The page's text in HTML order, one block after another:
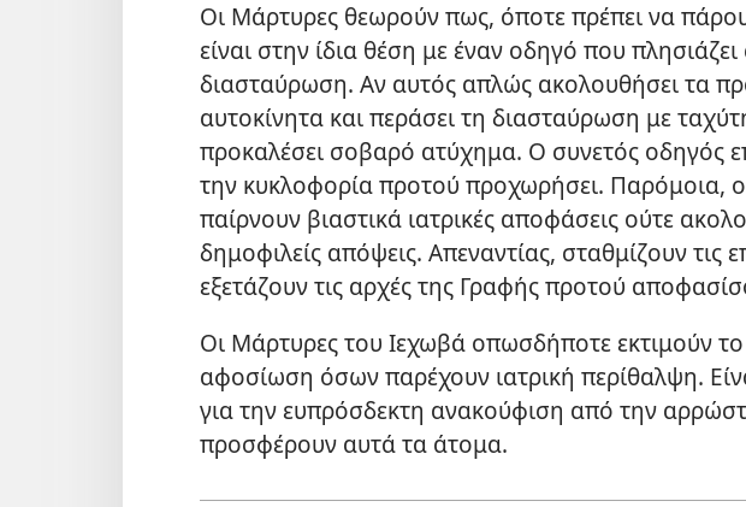
Οι Μάρτυρες θεωρούν πως, όποτε πρέπει να
είναι στην ίδια θέση με έναν οδηγό που
διασταύρωση. Αν αυτός απλώς ακολουθήσει τα
αυτοκίνητα και περάσει τη διασταύρωση με
προκαλέσει σοβαρό ατύχημα. Ο συνετός οδηγός
την κυκλοφορία προτού προχωρήσει. Παρόμοια,
παίρνουν βιαστικά ιατρικές αποφάσεις ούτε
δημοφιλείς απόψεις. Απεναντίας, σταθμίζουν τις
εξετάζουν τις αρχές της Γραφής προτού
Οι Μάρτυρες του Ιεχωβά οπωσδήποτε εκτιμούν
αφοσίωση όσων παρέχουν ιατρική περίθαλψη.
για την ευπρόσδεκτη ανακούφιση από την
προσφέρουν αυτά τα άτομα.